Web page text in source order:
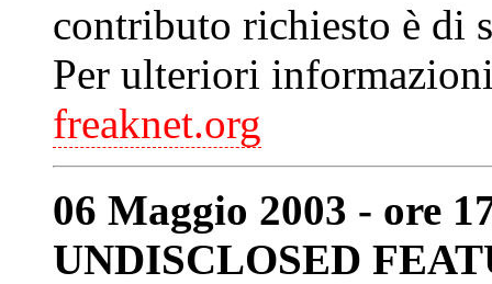
contributo richiesto è di
Per ulteriori
freaknet.org
06 Maggio 2003 - ore
UNDISCLOSED